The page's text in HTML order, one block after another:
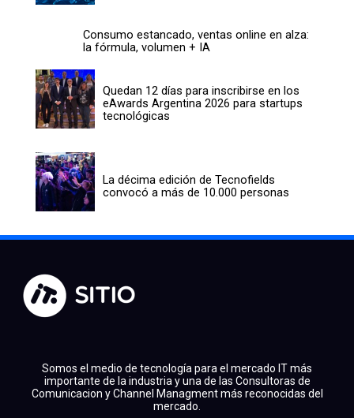
Consumo estancado, ventas online en alza:
la fórmula, volumen + IA
Quedan 12 días para inscribirse en los
eAwards Argentina 2026 para startups
tecnológicas
La décima edición de Tecnofields
convocó a más de 10.000 personas
Somos el medio de tecnología para el mercado IT más
importante de la industria y una de las Consultoras de
Comunicacion y Channel Managment más reconocidas del
mercado.